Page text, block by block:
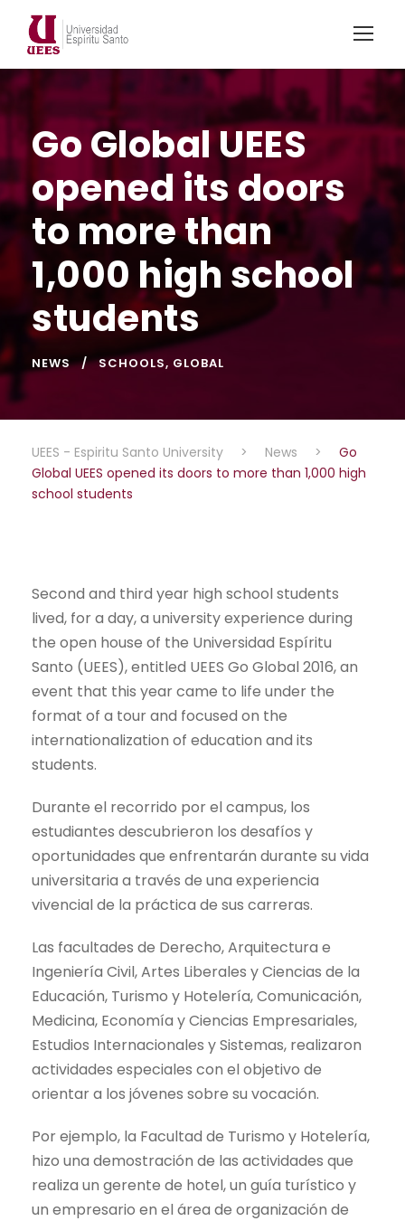
Go Global UEES
opened its doors
to more than
1,000 high school
students
NEWS SCHOOLS, GLOBAL
UEES - Espiritu Santo University > News >
Go
Global UEES opened its doors to more than 1,000 high
school students
Second and third year high school students
lived, for a day, a university experience during
the open house of the Universidad Espíritu
Santo (UEES), entitled UEES Go Global 2016, an
event that this year came to life under the
format of a tour and focused on the
internationalization of education and its
students.
Durante el recorrido por el campus, los
estudiantes descubrieron los desafíos y
oportunidades que enfrentarán durante su vida
universitaria a través de una experiencia
vivencial de la práctica de sus carreras.
Las facultades de Derecho, Arquitectura e
Ingeniería Civil, Artes Liberales y Ciencias de la
Educación, Turismo y Hotelería, Comunicación,
Medicina, Economía y Ciencias Empresariales,
Estudios Internacionales y Sistemas, realizaron
actividades especiales con el objetivo de
orientar a los jóvenes sobre su vocación.
Por ejemplo, la Facultad de Turismo y Hotelería,
hizo una demostración de las actividades que
realiza un gerente de hotel, un guía turístico y
un empresario en el área de organización de